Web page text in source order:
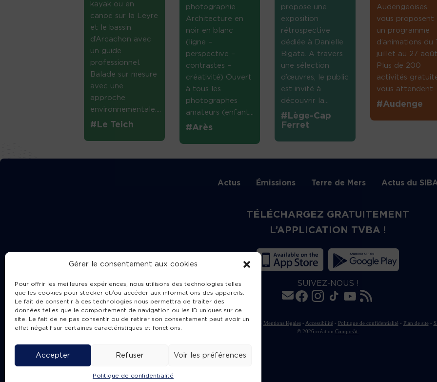
Gérer le consentement aux cookies
Pour offrir les meilleures expériences, nous utilisons des technologies telles
que les cookies pour stocker et/ou accéder aux informations des appareils.
Le fait de consentir à ces technologies nous permettra de traiter des
données telles que le comportement de navigation ou les ID uniques sur ce
site. Le fait de ne pas consentir ou de retirer son consentement peut avoir un
effet négatif sur certaines caractéristiques et fonctions.
Accepter Refuser Voir les préférences
Politique de confidentialité
kayak ou en
canoë sur la Leyre
et le bassin
d’Arcachon avec
un guide
professionnel.
Balade sur mesure
avec une
approche
environnementale....
#Le Teich
photographie
Architecture en
noir en blanc
(ligne –
perspective –
contrastes –
créativité) Ouvert
à tous les
photographes
amateurs (enfant...
#Arès
propose une
exposition
rétrospective
dédiée à Danielle
Bigata. A travers
une sélection
d’œuvres, le public
est invité à
découvrir la...
#Lège-Cap
Ferret
Audengeoises
vous proposent
un programme
d’animations du
juillet au 27
Plus de 200
activités
vous
#Audenge
Actus Émissions Terre de Mers Actus du
TÉLÉCHARGEZ GRATUITEMENT
L’APPLICATION TVBA !
SUIVEZ-NOUS !
Charte de publication Mentions légales- Accessibilité- Politique de confidentialité- Plan de site-
© 2026 création Compos'it.